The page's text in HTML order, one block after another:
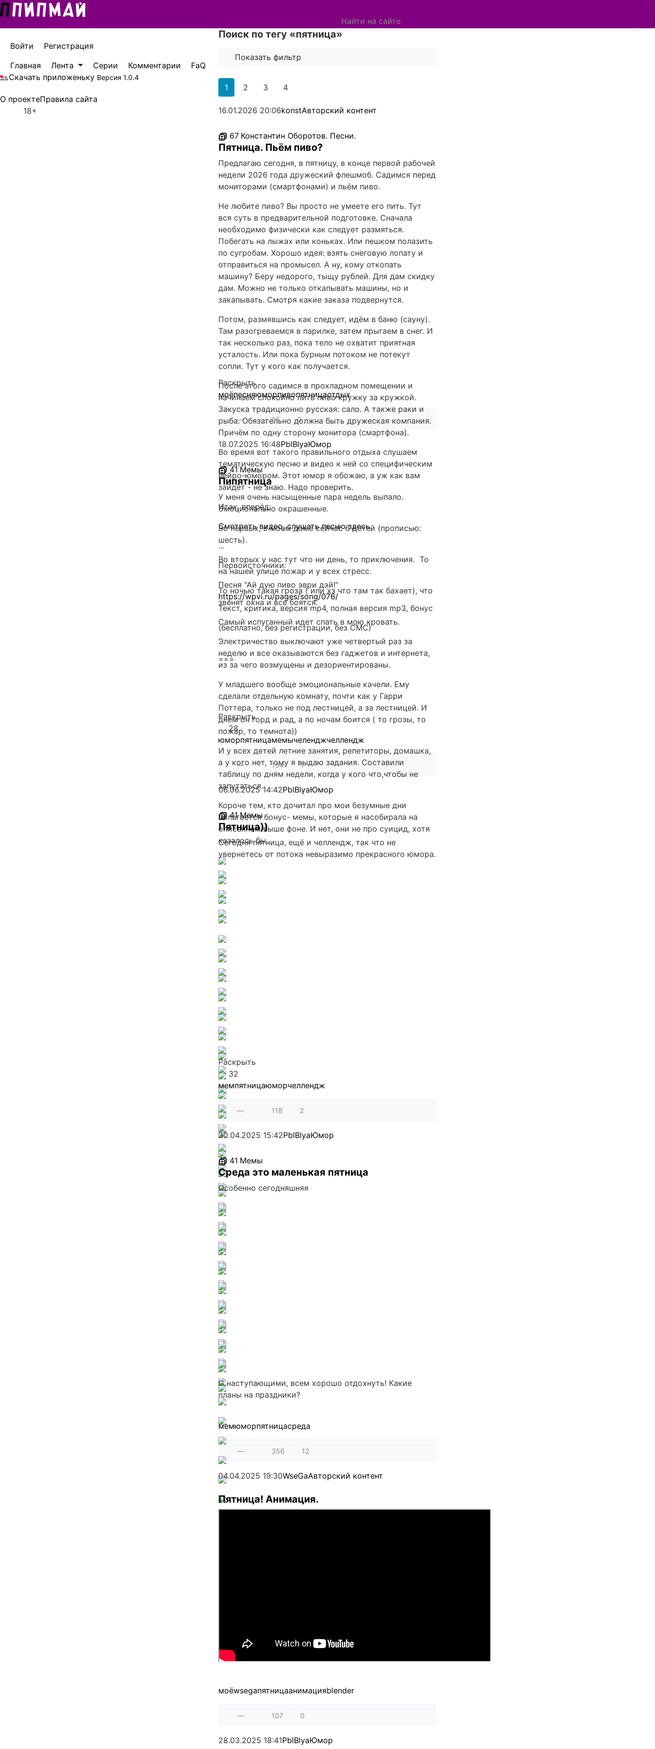
Светлый
Праздничное оформление
Войти
Регистрация
Главная
Лента Серии Комментарии
FaQ
Скачать приложеньку Версия 1.0.4
О проектеПравила сайта
18+
Поиск по тегу «пятница»
Показать фильтр
1 2 3 4
16.01.2026 20:06konstАвторский контент
67 Константин Оборотов. Песни.
Пятница. Пьём пиво?
Предлагаю сегодня, в пятницу, в конце первой рабочей
недели 2026 года дружеский флешмоб. Садимся перед
мониторами (смартфонами) и пьём пиво.
Не любите пиво? Вы просто не умеете его пить. Тут
вся суть в предварительной подготовке. Сначала
необходимо физически как следует размяться.
Побегать на лыжах или коньках. Или пешком полазить
по сугробам. Хорошо идея: взять снеговую лопату и
отправиться на промысел. А ну, кому откопать
машину? Беру недорого, тыщу рублей. Для дам скидку
дам. Можно не только откапывать машины, но и
закапывать. Смотря какие заказа подвернутся.
Потом, размявшись как следует, идём в баню (сауну).
Там разогреваемся в парилке, затем прыгаем в снег. И
так несколько раз, пока тело не охватит приятная
усталость. Или пока бурным потоком не потекут
сопли. Тут у кого как получается.
После этого садимся в прохладном помещении и
начинаем спокойно пить пиво кружку за кружкой.
Закуска традиционно русская: сало. А также раки и
рыба. Обязательно должна быть дружеская компания.
Причём по одну сторону монитора (смартфона).
Во время вот такого правильного отдыха слушаем
тематическую песню и видео к ней со специфическим
нейро-юмором. Этот юмор я обожаю, а уж как вам
зайдёт - не знаю. Надо проверить.
Итак, вперёд:
Смотреть видео, слушать песню здесь.
...
Первоисточники:
Песня "Ай дую пиво эври дэй!"
https://wpvi.ru/pages/song/076/
Текст, критика, версия mp4, полная версия mp3, бонус
(бесплатно, без регистрации, без СМС)
===
Раскрыть
моёпесняюморпивопятницаотдых
— 65 0
18.07.2025 16:48PblBlyaЮмор
41 Мемы
Пипятница
У меня очень насыщенные пара недель выпало.
Эмоционально окрашенные.
Во первых, в моем доме сейчас 6 детей (прописью:
шесть).
Во вторых у нас тут что ни день, то приключения. То
на нашей улице пожар и у всех стресс.
То ночью такая гроза ( или хз что там так бахает), что
звенят окна и все боятся.
Самый испуганный идет спать в мою кровать.
Электричество выключают уже четвертый раз за
неделю и все оказываются без гаджетов и интернета,
из за чего возмущены и дезориентированы.
У младшего вообще эмоциональные качели. Ему
сделали отдельную комнату, почти как у Гарри
Поттера, только не под лестницей, а за лестницей. И
днём он горд и рад, а по ночам боится ( то грозы, то
пожар, то темнота))
И у всех детей летние занятия, репетиторы, домашка,
а у кого нет, тому я выдаю задания. Составили
таблицу по дням недели, когда у кого что,чтобы не
запутаться.
Короче тем, кто дочитал про мои безумные дни
полагается бонус- мемы, которые я насобирала на
описанном выше фоне. И нет, они не про суицид, хотя
казалось бы.
Раскрыть
28
юморпятницамемычеленджчеллендж
— 134 1
06.06.2025 14:42PblBlyaЮмор
41 Мемы
Пятница))
Сегодня пятница, ещё и челлендж, так что не
увернетесь от потока невыразимо прекрасного юмора.
Раскрыть
32
мемпятницаюморчеллендж
— 118 2
30.04.2025 15:42PblBlyaЮмор
41 Мемы
Среда это маленькая пятница
Особенно сегодняшняя
С наступающими, всем хорошо отдохнуть! Какие
планы на праздники?
мемюморпятницасреда
— 356 12
04.04.2025 19:30WseGaАвторский контент
Пятница! Анимация.
моёwsegaпятницаанимацияblender
— 107 0
28.03.2025 18:41PblBlyaЮмор